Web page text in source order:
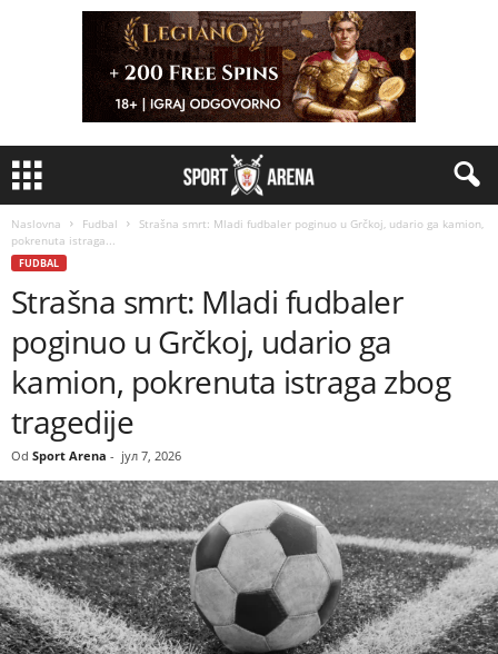
Naslovna Fudbal
Strašna smrt: Mladi fudbaler poginuo u Grčkoj, udario ga kamion,
pokrenuta istraga...
FUDBAL
Strašna smrt: Mladi fudbaler
poginuo u Grčkoj, udario ga
kamion, pokrenuta istraga zbog
tragedije
Od Sport Arena - јул 7, 2026